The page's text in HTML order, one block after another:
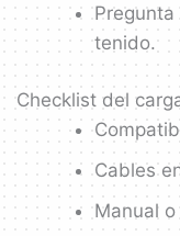
tenido.
Checklist del
Cables
Manual